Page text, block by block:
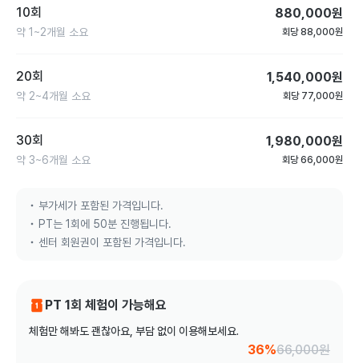
10회
약 1~2개월 소요
880,000원
회당 88,000원
20회
약 2~4개월 소요
1,540,000원
회당 77,000원
30회
약 3~6개월 소요
1,980,000원
회당 66,000원
부가세가 포함된 가격입니다.
PT는 1회에 50분 진행됩니다.
센터 회원권이 포함된 가격입니다.
PT 1회 체험이 가능해요
체험만 해봐도 괜찮아요, 부담 없이 이용해보세요.
36%66,000원